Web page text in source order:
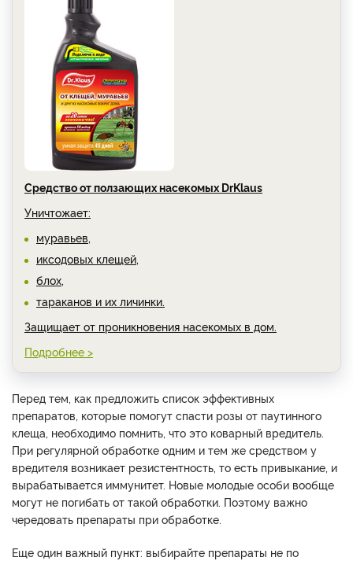
Средство от ползающих насекомых DrKlaus
Уничтожает:
муравьев,
иксодовых клещей,
блох,
тараканов и их личинки.
Защищает от проникновения насекомых в дом.
Подробнее >
Перед тем, как предложить список эффективных
препаратов, которые помогут спасти розы от паутинного
клеща, необходимо помнить, что это коварный вредитель.
При регулярной обработке одним и тем же средством у
вредителя возникает резистентность, то есть привыкание, и
вырабатывается иммунитет. Новые молодые особи вообще
могут не погибать от такой обработки. Поэтому важно
чередовать препараты при обработке.
Еще один важный пункт: выбирайте препараты не по